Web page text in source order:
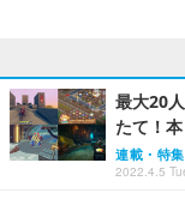
最大20
たて！
連載・特集
2022.4.5